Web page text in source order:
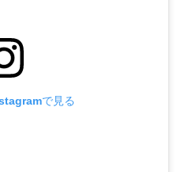
で見る